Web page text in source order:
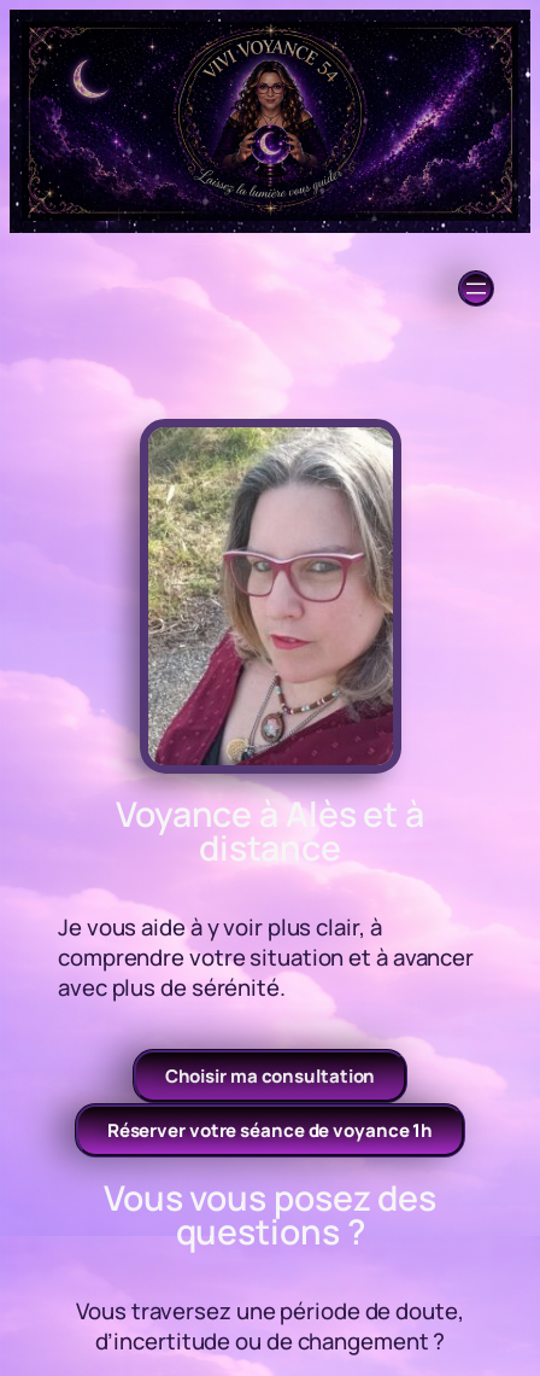
Voyance à Alès et à
distance
Je vous aide à y voir plus clair, à
comprendre votre situation et à avancer
avec plus de sérénité.
Choisir ma consultation
Réserver votre séance de voyance 1h
Vous vous posez des
questions ?
Vous traversez une période de doute,
d’incertitude ou de changement ?